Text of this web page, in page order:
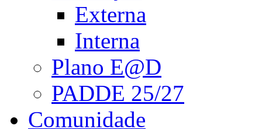
Externa
Interna
Plano E@D
PADDE 25/27
Comunidade